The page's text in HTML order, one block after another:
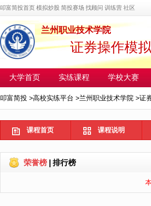
叩富简投首页 模拟炒股 简投赛场 找顾问 训练营 社区
兰州职业技术学院
证券操作模拟
大学首页 实练课程 学校大赛
叩富简投 >高校实练平台 >兰州职业技术学院 >证
课程首页 课程说明
荣誉榜 排行榜